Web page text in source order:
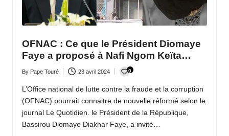
OFNAC : Ce que le Président Diomaye
Faye a proposé à Nafi Ngom Keïta…
Posted
by
By Pape Touré 23 avril 2024 0
L’Office national de lutte contre la fraude et la corruption
(OFNAC) pourrait connaitre de nouvelle réformé selon le
journal Le Quotidien. le Président de la République,
Bassirou Diomaye Diakhar Faye, a invité…